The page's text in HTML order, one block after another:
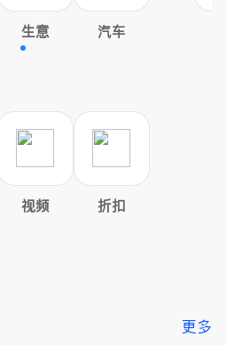
生意 汽车
视频 折扣
更多